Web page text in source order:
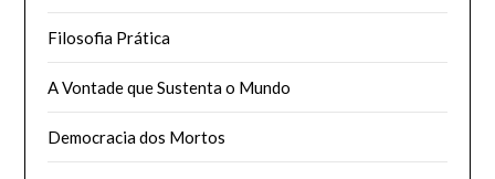
Filosofia Prática
A Vontade que Sustenta o Mundo
Democracia dos Mortos